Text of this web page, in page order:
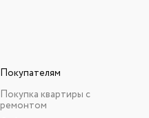
Покупателям
Покупка квартиры с
ремонтом